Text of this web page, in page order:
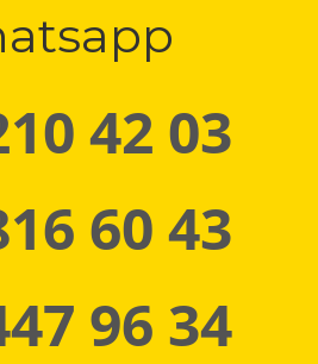
42 03
60 43
96 34